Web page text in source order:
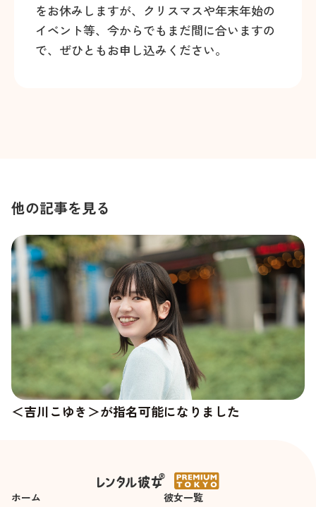
をお休みしますが、クリスマスや年末年始の
イベント等、今からでもまだ間に合いますの
で、ぜひともお申し込みください。
他の記事を見る
＜吉川こゆき＞が指名可能になりました
ホーム
彼女一覧